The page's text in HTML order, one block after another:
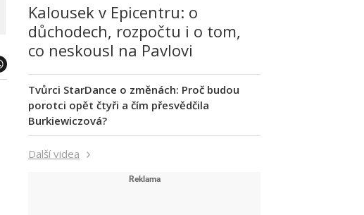
Kalousek v Epicentru: o
důchodech, rozpočtu i o tom,
co neskousl na Pavlovi
Tvůrci StarDance o změnách: Proč budou
porotci opět čtyři a čím přesvědčila
Burkiewiczová?
Další videa